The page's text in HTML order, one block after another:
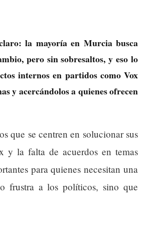
la mayoría en Murcia busca
pero sin sobresaltos, y eso lo
internos en partidos como Vox
y acercándolos a quienes ofrecen
que se centren en solucionar sus
y la falta de acuerdos en temas
para quienes necesitan una
frustra a los políticos, sino que